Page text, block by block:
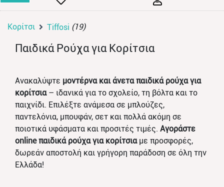
(Προϊόντα)
Κορίτσι Tiffosi (19)
Παιδικά Ρούχα για Κορίτσια
Ανακαλύψτε μοντέρνα και άνετα παιδικά ρούχα για
κορίτσια– ιδανικά για το σχολείο, τη βόλτα και το
παιχνίδι. Επιλέξτε ανάμεσα σε μπλούζες,
παντελόνια, μπουφάν, σετ και πολλά ακόμη σε
ποιοτικά υφάσματα και προσιτές τιμές. Αγοράστε
online παιδικά ρούχα για κορίτσιαμε προσφορές,
δωρεάν αποστολή και γρήγορη παράδοση σε όλη την
Ελλάδα!